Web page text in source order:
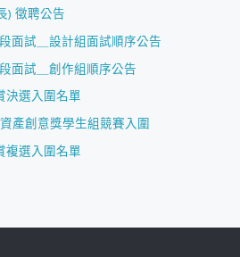
) 徵聘公告
面試＿設計組面試順序公告
面試＿創作組順序公告
決選入圍名單
產創意獎學生組競賽入圍
複選入圍名單